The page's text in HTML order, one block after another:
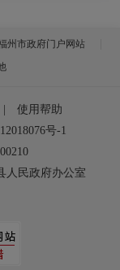
州市政府门户网站
使用帮助
号-1
人民政府办公室